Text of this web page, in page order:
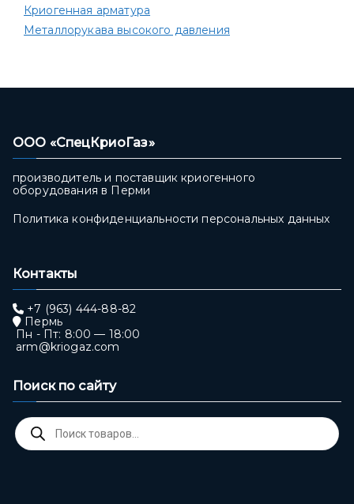
Криогенная арматура
Металлорукава высокого давления
ООО «СпецКриоГаз»
производитель и поставщик криогенного
оборудования в Перми
Политика конфиденциальности персональных данных
Контакты
+7 (963) 444-88-82
Пермь
Пн - Пт: 8:00 — 18:00
arm@kriogaz.com
Поиск по сайту
Поиск
товаров